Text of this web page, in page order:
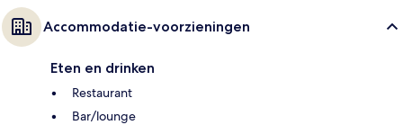
Accommodatie-voorzieningen
Eten en drinken
Restaurant
Bar/lounge